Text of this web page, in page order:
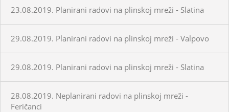
23.08.2019. Planirani radovi na plinskoj mreži - Slatina
29.08.2019. Planirani radovi na plinskoj mreži - Valpovo
29.08.2019. Planirani radovi na plinskoj mreži - Slatina
28.08.2019. Neplanirani radovi na plinskoj mreži -
Feričanci